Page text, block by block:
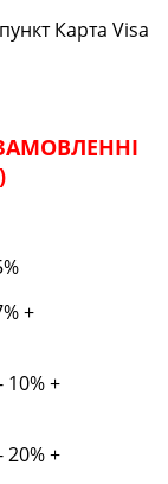
Карта Visa
+
10% +
20% +